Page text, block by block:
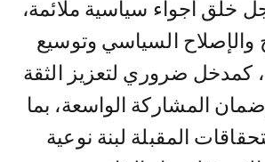
خلق أجواء سياسية ملائمة،
والإصلاح السياسي وتوسيع
كمدخل ضروري لتعزيز الثقة
المشاركة الواسعة، بما
المقبلة لبنة نوعية